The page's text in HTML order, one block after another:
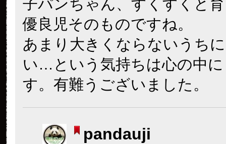
子パンちゃん、すくすくと
優良児そのものですね。
あまり大きくならないうち
い…という気持ちは心の中
す。有難うございました。
pandauji